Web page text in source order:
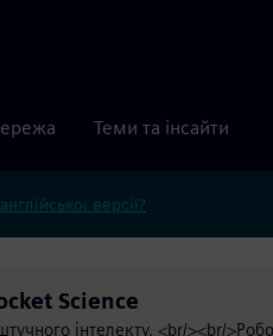
Теми та інсайти
версії?
Science
інтелекту. <br/><br/